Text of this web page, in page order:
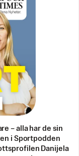
– alla har de sin
i Sportpodden
Danijela